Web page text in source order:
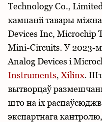
Technology Co.,
кампаніі тавары
Devices Inc, Microchip
Mini-Circuits. У 2023-м
Analog Devices і
Instruments,Xilinx.
вытворцаў
што на іх
экспартнага